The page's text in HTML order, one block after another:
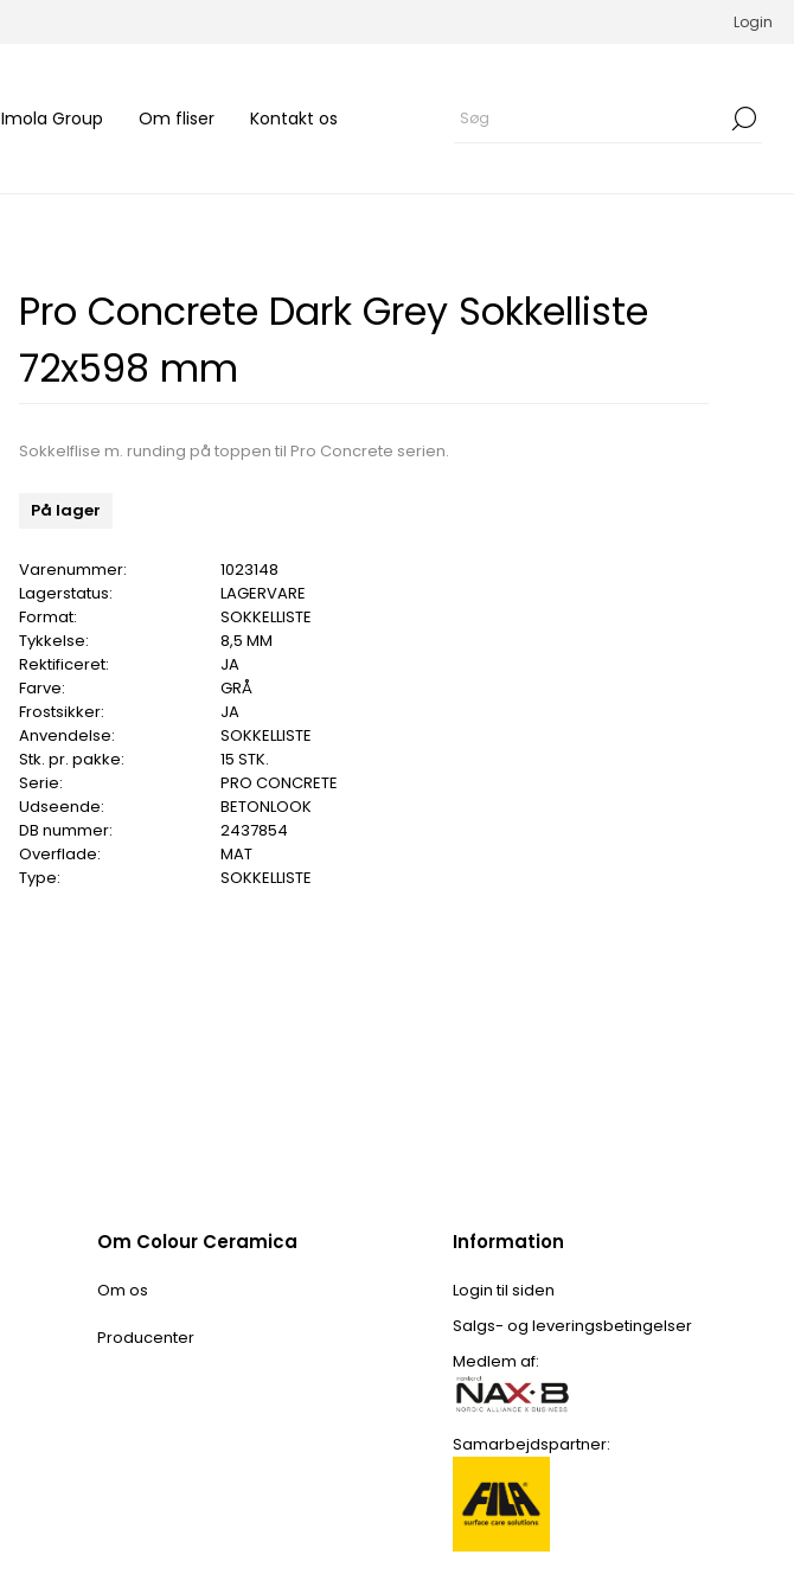
Login
Imola Group Om fliser Kontakt os
Pro Concrete Dark Grey Sokkelliste
72x598 mm
Sokkelflise m. runding på toppen til Pro Concrete serien.
På lager
Varenummer:
1023148
Lagerstatus:
LAGERVARE
Format:
SOKKELLISTE
Tykkelse:
8,5 MM
Rektificeret:
JA
Farve:
GRÅ
Frostsikker:
JA
Anvendelse:
SOKKELLISTE
Stk. pr. pakke:
15 STK.
Serie:
PRO CONCRETE
Udseende:
BETONLOOK
DB nummer:
2437854
Overflade:
MAT
Type:
SOKKELLISTE
Om Colour Ceramica
Om os
Producenter
Information
Login til siden
Salgs- og leveringsbetingelser
Medlem af:
Samarbejdspartner: